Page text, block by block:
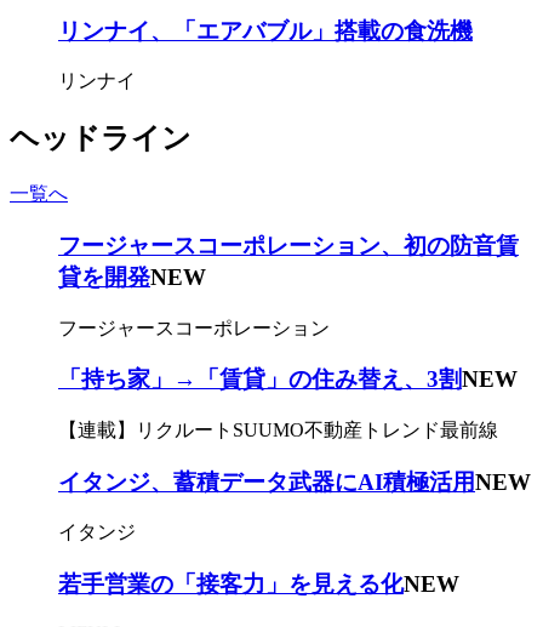
リンナイ、「エアバブル」搭載の食洗機
リンナイ
ヘッドライン
一覧へ
フージャースコーポレーション、初の防音賃
貸を開発NEW
フージャースコーポレーション
「持ち家」→「賃貸」の住み替え、3割NEW
【連載】リクルートSUUMO不動産トレンド最前線
イタンジ、蓄積データ武器にAI積極活用NEW
イタンジ
若手営業の「接客力」を見える化NEW